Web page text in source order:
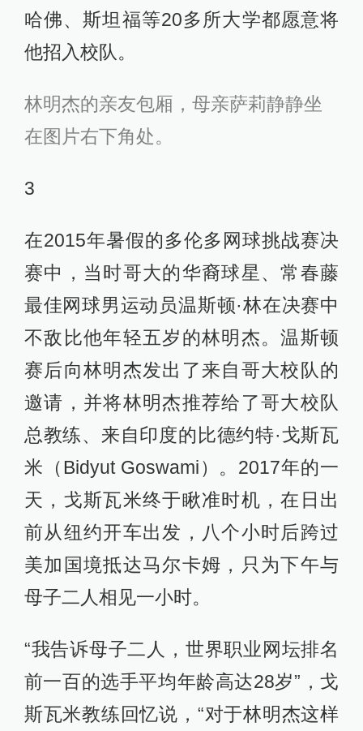
哈佛、斯坦福等20多所大学都愿意将
他招入校队。
林明杰的亲友包厢，母亲萨莉静静坐
在图片右下角处。
3
在2015年暑假的多伦多网球挑战赛决
赛中，当时哥大的华裔球星、常春藤
最佳网球男运动员温斯顿·林在决赛中
不敌比他年轻五岁的林明杰。温斯顿
赛后向林明杰发出了来自哥大校队的
邀请，并将林明杰推荐给了哥大校队
总教练、来自印度的比德约特·戈斯瓦
米（Bidyut Goswami）。2017年的一
天，戈斯瓦米终于瞅准时机，在日出
前从纽约开车出发，八个小时后跨过
美加国境抵达马尔卡姆，只为下午与
母子二人相见一小时。
“我告诉母子二人，世界职业网坛排名
前一百的选手平均年龄高达28岁”，戈
斯瓦米教练回忆说，“对于林明杰这样